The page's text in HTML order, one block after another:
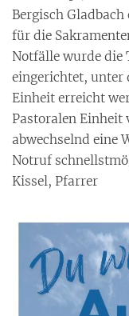
Bergisch
für die
Notfälle wurde die
eingerichtet, unter
Einheit erreicht
Pastoralen Einheit
abwechselnd eine
Notruf
Kissel, Pfarrer